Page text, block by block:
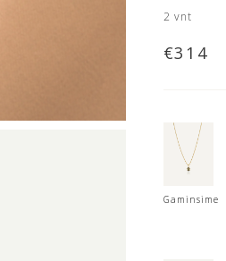
2 vnt
€314
Gaminsime